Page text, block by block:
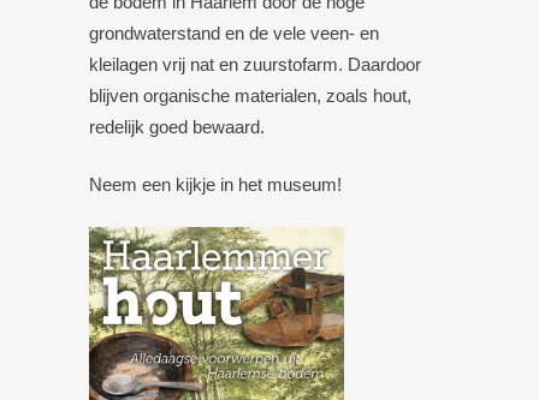
grondwaterstand en de vele veen- en
kleilagen vrij nat en zuurstofarm. Daardoor
blijven organische materialen, zoals hout,
redelijk goed bewaard.
Neem een kijkje in het museum!